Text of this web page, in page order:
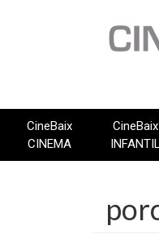
CineBaix
CINEMA
CineBaix